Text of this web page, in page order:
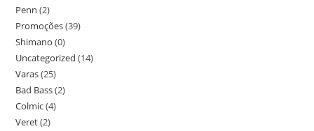
Penn (2)
Promoções(39)
Shimano (0)
Uncategorized (14)
Varas(25)
Bad Bass(2)
Colmic(4)
Veret(2)